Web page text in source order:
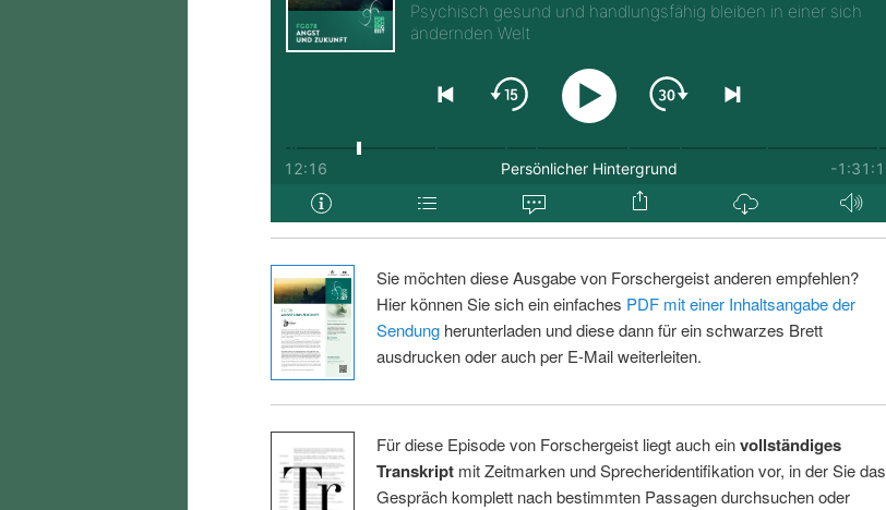
Sie möchten diese Ausgabe von Forschergeist anderen empfehlen?
Hier können Sie sich ein einfaches PDF mit einer Inhaltsangabe der
Sendungherunterladen und diese dann für ein schwarzes Brett
ausdrucken oder auch per E-Mail weiterleiten.
Für diese Episode von Forschergeist liegt auch einvollständiges
Transkriptmit Zeitmarken und Sprecheridentifikation vor, in der Sie das
Gespräch komplett nach bestimmten Passagen durchsuchen oder